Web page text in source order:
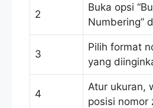
2
Buka opsi
Numbering”
3
Pilih format
yang
4
Atur ukuran,
posisi nomor